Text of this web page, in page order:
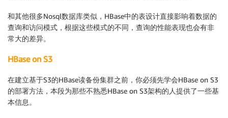
和其他很多Nosql数据库类似，HBase中的表设计直接影响着数据的
查询和访问模式，根据这些模式的不同，查询的性能表现也会有非
常大的差异。
HBase on S3
在建立基于S3的HBase读备份集群之前，你必须先学会HBase on S3
的部署方法，本段为那些不熟悉HBase on S3架构的人提供了一些基
本信息。